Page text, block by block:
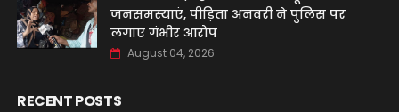
जनसमस्याएं, पीड़िता अनवरी ने पुलिस पर
लगाए गंभीर आरोप
August 04, 2026
RECENT POSTS